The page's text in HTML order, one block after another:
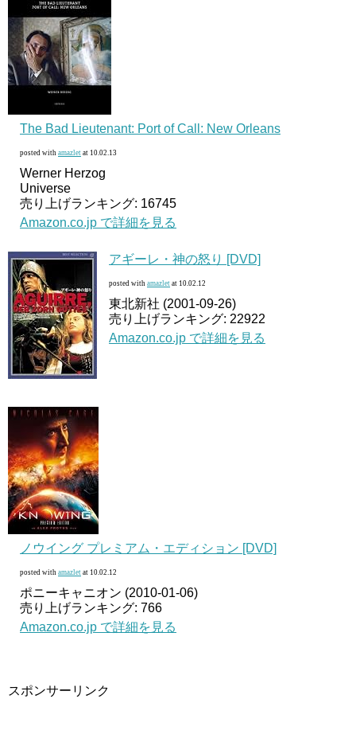
The Bad Lieutenant: Port of Call: New Orleans
posted with amazlet at 10.02.13
Werner Herzog
Universe
売り上げランキング: 16745
Amazon.co.jp で詳細を見る
アギーレ・神の怒り [DVD]
posted with amazlet at 10.02.12
東北新社 (2001-09-26)
売り上げランキング: 22922
Amazon.co.jp で詳細を見る
ノウイング プレミアム・エディション [DVD]
posted with amazlet at 10.02.12
ポニーキャニオン (2010-01-06)
売り上げランキング: 766
Amazon.co.jp で詳細を見る
スポンサーリンク